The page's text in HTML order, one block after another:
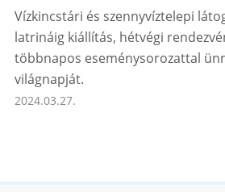
Vízkincstári és szennyvíztelepi
latrináig kiállítás, hétvégi
többnapos eseménysorozattal
világnapját.
2024.03.27.